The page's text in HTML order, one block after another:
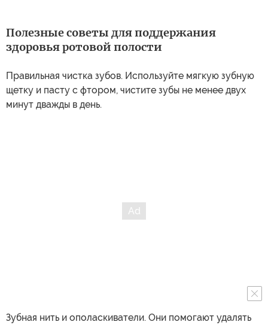
Полезные советы для поддержания
здоровья ротовой полости
Правильная чистка зубов. Используйте мягкую зубную
щетку и пасту с фтором, чистите зубы не менее двух
минут дважды в день.
Зубная нить и ополаскиватели. Они помогают удалять